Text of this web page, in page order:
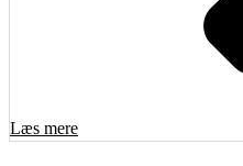
Læs mere